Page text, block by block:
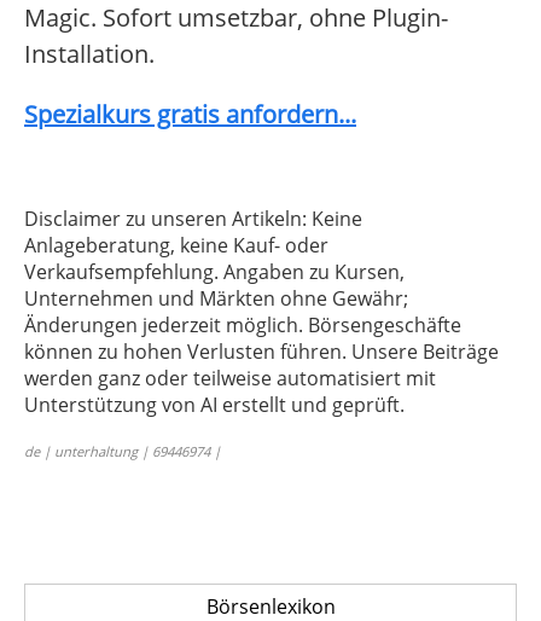
Magic. Sofort umsetzbar, ohne Plugin-
Installation.
Spezialkurs gratis anfordern...
Disclaimer zu unseren Artikeln: Keine
Anlageberatung, keine Kauf- oder
Verkaufsempfehlung. Angaben zu Kursen,
Unternehmen und Märkten ohne Gewähr;
Änderungen jederzeit möglich. Börsengeschäfte
können zu hohen Verlusten führen. Unsere Beiträge
werden ganz oder teilweise automatisiert mit
Unterstützung von AI erstellt und geprüft.
de | unterhaltung | 69446974 |
Börsenlexikon